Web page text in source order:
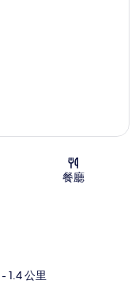
餐廳
- 1.4 公里